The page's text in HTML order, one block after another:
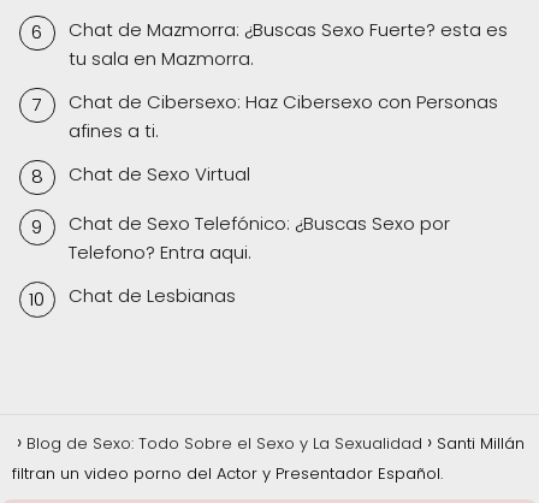
Chat de Mazmorra: ¿Buscas Sexo Fuerte? esta es
tu sala en Mazmorra.
Chat de Cibersexo: Haz Cibersexo con Personas
afines a ti.
Chat de Sexo Virtual
Chat de Sexo Telefónico: ¿Buscas Sexo por
Telefono? Entra aqui.
Chat de Lesbianas
Blog de Sexo: Todo Sobre el Sexo y La Sexualidad
Santi Millán
filtran un video porno del Actor y Presentador Español.